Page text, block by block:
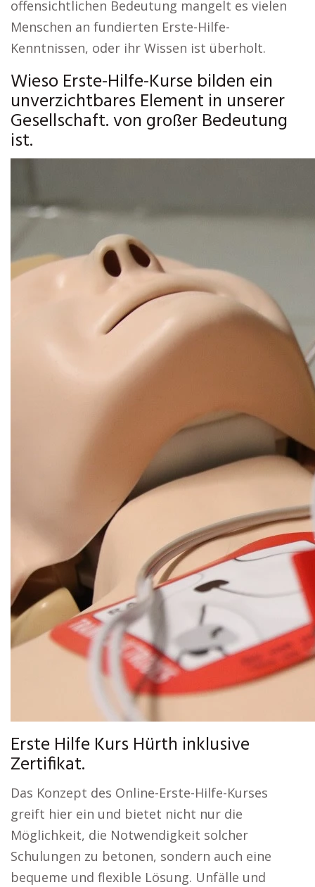
offensichtlichen Bedeutung mangelt es vielen
Menschen an fundierten Erste-Hilfe-
Kenntnissen, oder ihr Wissen ist überholt.
Wieso Erste-Hilfe-Kurse bilden ein
unverzichtbares Element in unserer
Gesellschaft. von großer Bedeutung
ist.
Erste Hilfe Kurs Hürth inklusive
Zertifikat.
Das Konzept des Online-Erste-Hilfe-Kurses
greift hier ein und bietet nicht nur die
Möglichkeit, die Notwendigkeit solcher
Schulungen zu betonen, sondern auch eine
bequeme und flexible Lösung. Unfälle und